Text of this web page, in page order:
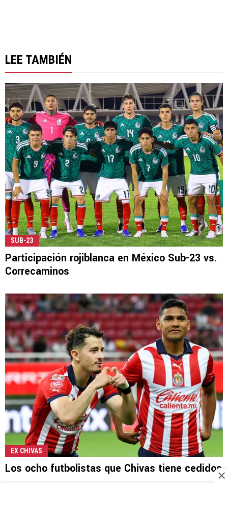
LEE TAMBIÉN
SUB-23
Participación rojiblanca en México Sub-23 vs.
Correcaminos
EX CHIVAS
Los ocho futbolistas que Chivas tiene cedidos